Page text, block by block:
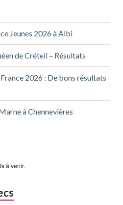
Jeunes 2026 à Albi
de Créteil – Résultats
2026 : De bons résultats
à Chennevières
à venir.